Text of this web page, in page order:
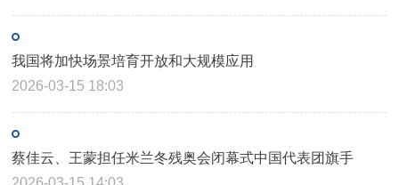
我国将加快场景培育开放和大规模应用
2026-03-15 18:03
蔡佳云、王蒙担任米兰冬残奥会闭幕式中国代表团旗手